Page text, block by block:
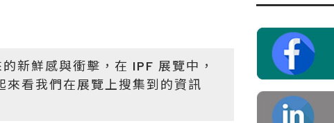
新鮮感與衝擊，在 IPF 展覽中，
來看我們在展覽上搜集到的資訊